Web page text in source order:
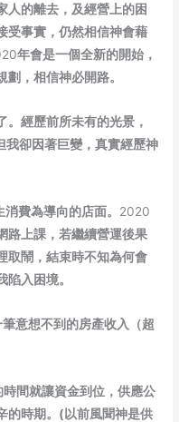
人的離去，及經營上的困
受事實，仍然相信神會藉
年會是一個全新的開始，
劃 ，相信神必開路。
。經歷前所未有的光景，
我卻因著巨變，真實經歷神
費為導向的店面。 2020
路上課，若繼續營運後果
取鬧，結束時不知為何會
陷入困境。
意想不到的房產收入（超
時間就讓資金到位，供應公
時期。 ( 以前風聞神是供